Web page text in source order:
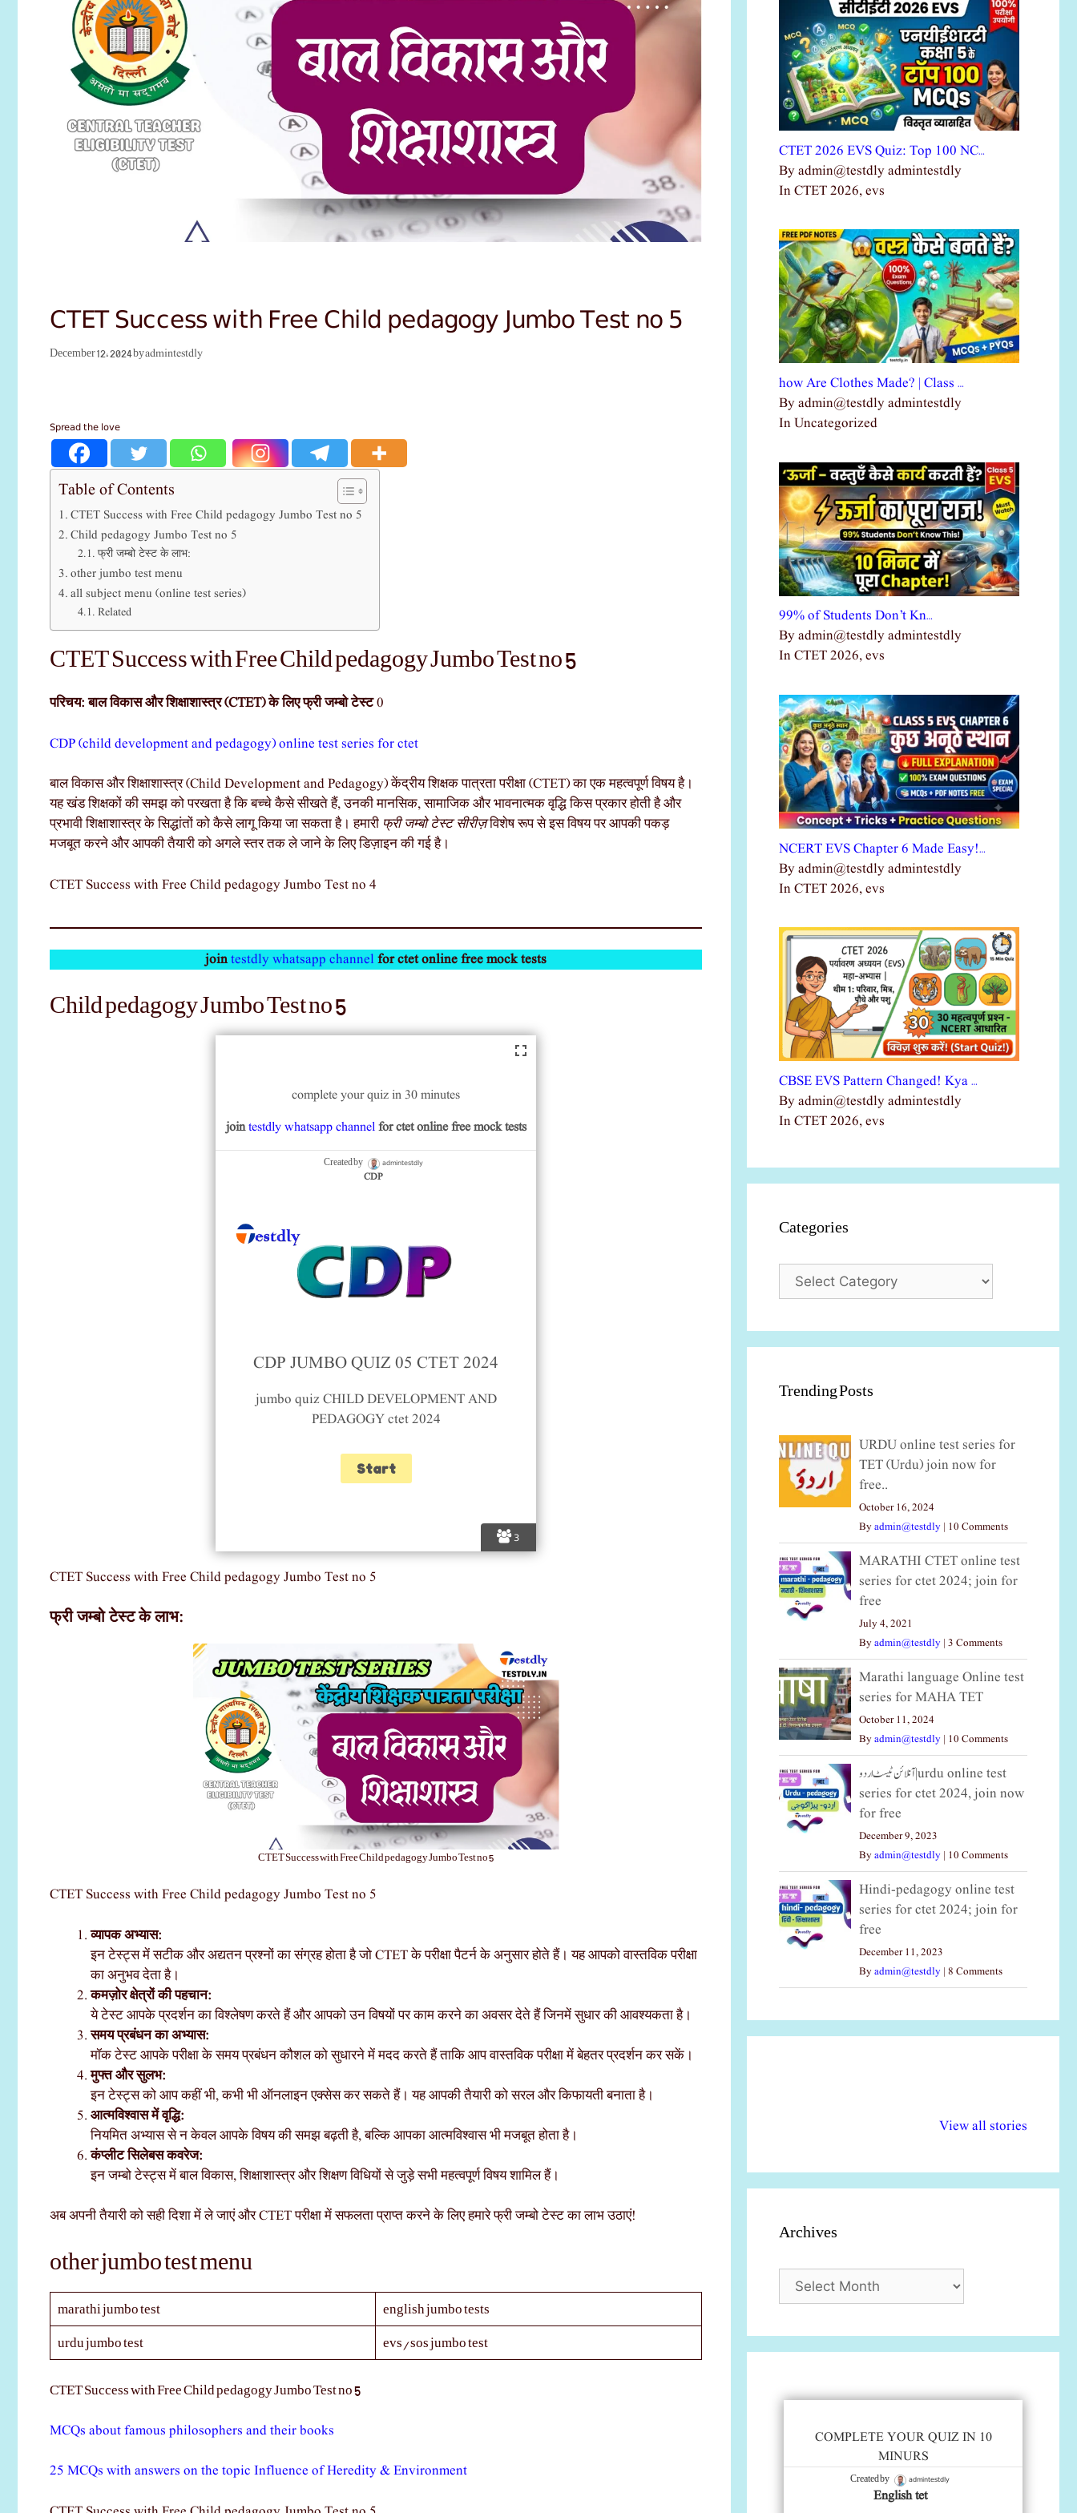
CTET Success with Free Child pedagogy Jumbo Test no 5
December 12, 2024 byadmintestdly
Spread the love
Table of Contents
CTET Success with Free Child pedagogy Jumbo Test no 5
Child pedagogy Jumbo Test no 5
फ्री जम्बो टेस्ट के लाभ:
other jumbo test menu
all subject menu (online test series)
Related
CTET Success with Free Child pedagogy Jumbo Test no 5
परिचय: बाल विकास और शिक्षाशास्त्र (CTET) के लिए फ्री जम्बो टेस्ट0
CDP (child development and pedagogy) online test series for ctet
बाल विकास और शिक्षाशास्त्र (Child Development and Pedagogy) केंद्रीय शिक्षक पात्रता परीक्षा (CTET) का एक महत्वपूर्ण विषय है।
यह खंड शिक्षकों की समझ को परखता है कि बच्चे कैसे सीखते हैं, उनकी मानसिक, सामाजिक और भावनात्मक वृद्धि किस प्रकार होती है और
प्रभावी शिक्षाशास्त्र के सिद्धांतों को कैसे लागू किया जा सकता है। हमारी फ्री जम्बो टेस्ट सीरीज़विशेष रूप से इस विषय पर आपकी पकड़
मजबूत करने और आपकी तैयारी को अगले स्तर तक ले जाने के लिए डिज़ाइन की गई है।
CTET Success with Free Child pedagogy Jumbo Test no 4
jointestdly whatsapp channelfor ctet online free mock tests
Child pedagogy Jumbo Test no 5
3
complete your quiz in 30 minutes
jointestdly whatsapp channelfor ctet online free mock tests
Created by admintestdly
CDP
CDP JUMBO QUIZ 05 CTET 2024
jumbo quiz CHILD DEVELOPMENT AND
PEDAGOGY ctet 2024
CTET Success with Free Child pedagogy Jumbo Test no 5
फ्री जम्बो टेस्ट के लाभ:
CTET Success with Free Child pedagogy Jumbo Test no 5
CTET Success with Free Child pedagogy Jumbo Test no 5
व्यापक अभ्यास:
इन टेस्ट्स में सटीक और अद्यतन प्रश्नों का संग्रह होता है जो CTET के परीक्षा पैटर्न के अनुसार होते हैं। यह आपको वास्तविक परीक्षा
का अनुभव देता है।
कमज़ोर क्षेत्रों की पहचान:
ये टेस्ट आपके प्रदर्शन का विश्लेषण करते हैं और आपको उन विषयों पर काम करने का अवसर देते हैं जिनमें सुधार की आवश्यकता है।
समय प्रबंधन का अभ्यास:
मॉक टेस्ट आपके परीक्षा के समय प्रबंधन कौशल को सुधारने में मदद करते हैं ताकि आप वास्तविक परीक्षा में बेहतर प्रदर्शन कर सकें।
मुफ्त और सुलभ:
इन टेस्ट्स को आप कहीं भी, कभी भी ऑनलाइन एक्सेस कर सकते हैं। यह आपकी तैयारी को सरल और किफायती बनाता है।
आत्मविश्वास में वृद्धि:
नियमित अभ्यास से न केवल आपके विषय की समझ बढ़ती है, बल्कि आपका आत्मविश्वास भी मजबूत होता है।
कंप्लीट सिलेबस कवरेज:
इन जम्बो टेस्ट्स में बाल विकास, शिक्षाशास्त्र और शिक्षण विधियों से जुड़े सभी महत्वपूर्ण विषय शामिल हैं।
अब अपनी तैयारी को सही दिशा में ले जाएं और CTET परीक्षा में सफलता प्राप्त करने के लिए हमारे फ्री जम्बो टेस्ट का लाभ उठाएं!
other jumbo test menu
marathi jumbo test english jumbo tests
urdu jumbo test evs/sos jumbo test
CTET Success with Free Child pedagogy Jumbo Test no 5
MCQs about famous philosophers and their books
25 MCQs with answers on the topic Influence of Heredity & Environment
CTET 2026 EVS Quiz: Top 100 NC…
By admin@testdly admintestdly
In CTET 2026, evs
how Are Clothes Made? | Class …
By admin@testdly admintestdly
In Uncategorized
99% of Students Don’t Kn…
By admin@testdly admintestdly
In CTET 2026, evs
NCERT EVS Chapter 6 Made Easy!…
By admin@testdly admintestdly
In CTET 2026, evs
CBSE EVS Pattern Changed! Kya …
By admin@testdly admintestdly
In CTET 2026, evs
Categories
Categories
Trending Posts
URDU online test series for
TET (Urdu) join now for
free..
October 16, 2024
Byadmin@testdly | 10 Comments
MARATHI CTET online test
series for ctet 2024; join for
free
July 4, 2021
Byadmin@testdly | 3 Comments
Marathi language Online test
series for MAHA TET
October 11, 2024
Byadmin@testdly | 10 Comments
آنلائن ٹیسٹ اردو|urdu online test
series for ctet 2024, join now
for free
December 9, 2023
Byadmin@testdly | 10 Comments
Hindi-pedagogy online test
series for ctet 2024; join for
free
December 11, 2023
Byadmin@testdly | 8 Comments
View all stories
अधिकार दिवस| 18
Archives
Archives
COMPLETE YOUR QUIZ IN 10
MINURS
Created by admintestdly
English tet